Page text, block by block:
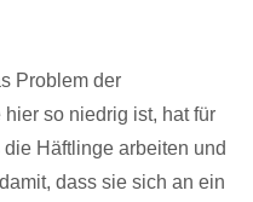
Problem der
so niedrig ist, hat für
Häftlinge arbeiten und
dass sie sich an ein